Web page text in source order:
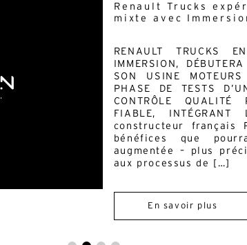
Renault Trucks
mixte avec
RENAULT TRUCKS
IMMERSION,
SON USINE
PHASE DE TESTS
CONTRÔLE
FIABLE,
constructeur français
bénéfices que
augmentée – plus
aux processus de […]
En savoir plus